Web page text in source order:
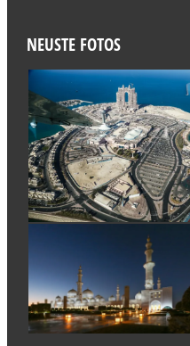
NEUSTE FOTOS